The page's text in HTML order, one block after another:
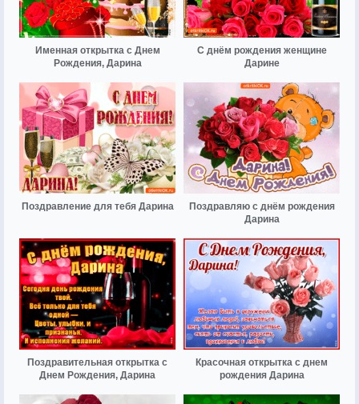
Именная открытка с Днем
Рождения, Дарина
С днём рождения женщине
Дарине
Поздравление для тебя Дарина
Поздравляю с днём рождения
Дарина
Поздравительная открытка с
Днем Рождения, Дарина
Красочная открытка с днем
рождения Дарина